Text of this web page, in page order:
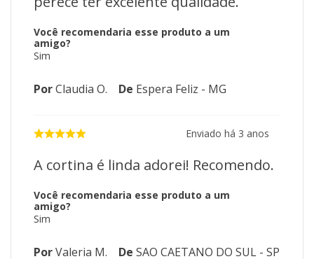
Você recomendaria esse produto a um
amigo?
Sim
PorClaudia O. De Espera Feliz - MG
Enviado há 3 anos
A cortina é linda adorei! Recomendo.
Você recomendaria esse produto a um
amigo?
Sim
PorValeria M. De SAO CAETANO DO SUL - SP